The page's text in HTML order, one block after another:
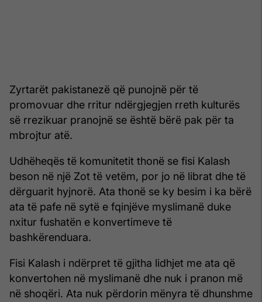
Zyrtarët pakistanezë që punojnë për të
promovuar dhe rritur ndërgjegjen rreth kulturës
së rrezikuar pranojnë se është bërë pak për ta
mbrojtur atë.
Udhëheqës të komunitetit thonë se fisi Kalash
beson në një Zot të vetëm, por jo në librat dhe të
dërguarit hyjnorë. Ata thonë se ky besim i ka bërë
ata të pafe në sytë e fqinjëve myslimanë duke
nxitur fushatën e konvertimeve të
bashkërenduara.
Fisi Kalash i ndërpret të gjitha lidhjet me ata që
konvertohen në myslimanë dhe nuk i pranon më
në shoqëri. Ata nuk përdorin mënyra të dhunshme